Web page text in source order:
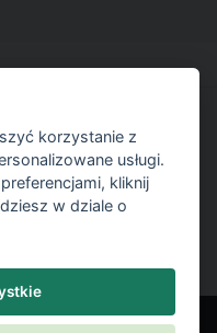
oprogramowanie
próbna
korzystanie z
usługi.
kliknij
w dziale o